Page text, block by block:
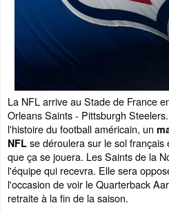
La NFL arrive au Stade de France
Orleans Saints - Pittsburgh
l'histoire du football américain, un
NFL se déroulera sur le sol
que ça se jouera. Les Saints de la
l'équipe qui recevra. Elle sera
l'occasion de voir le Quarterback
retraite à la fin de la saison.